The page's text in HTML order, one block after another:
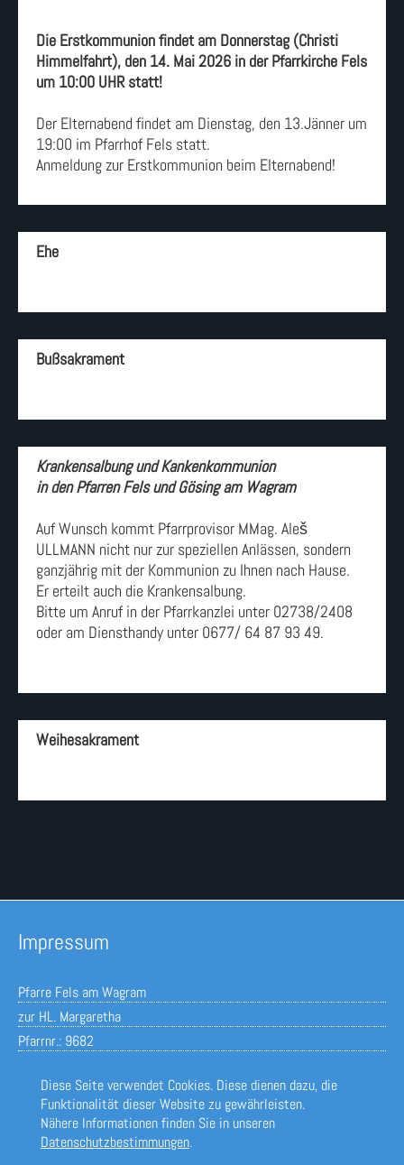
Die Erstkommunion findet am Donnerstag (Christi
Himmelfahrt), den 14. Mai 2026 in der Pfarrkirche Fels
um 10:00 UHR statt!
Der Elternabend findet am Dienstag, den 13.Jänner um
19:00 im Pfarrhof Fels statt.
Anmeldung zur Erstkommunion beim Elternabend!
Ehe
Bußsakrament
Krankensalbung und Kankenkommunion
in den Pfarren Fels und Gösing am Wagram
Auf Wunsch kommt Pfarrprovisor MMag. Aleš
ULLMANN nicht nur zur speziellen Anlässen, sondern
ganzjährig mit der Kommunion zu Ihnen nach Hause.
Er erteilt auch die Krankensalbung.
Bitte um Anruf in der Pfarrkanzlei unter 02738/2408
oder am Diensthandy unter 0677/ 64 87 93 49.
Weihesakrament
Diese Seite verwendet Cookies. Diese dienen dazu, die
Funktionalität dieser Website zu gewährleisten.
Nähere Informationen finden Sie in unseren
Datenschutzbestimmungen.
Impressum
Pfarre Fels am Wagram
zur HL. Margaretha
Pfarrnr.: 9682
A-3481 Fels am Wagram
Tel.+Fax 02738/2408
email: pfarramt@pfarre-fels.at